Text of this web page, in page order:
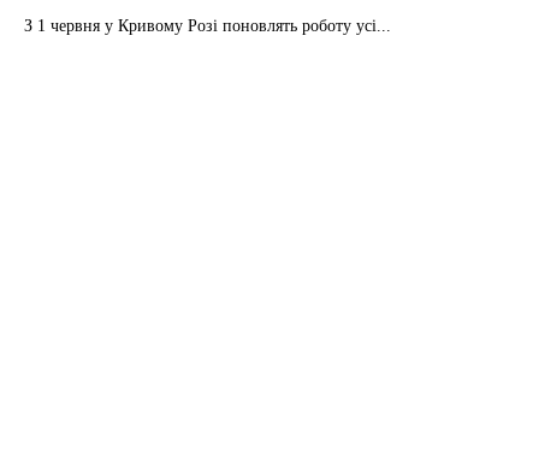
З 1 червня у Кривому Розі поновлять роботу усі...